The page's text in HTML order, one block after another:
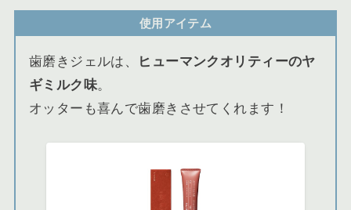
使用アイテム
歯磨きジェルは、
ヒューマンクオリティーのヤ
ギミルク味。
オッターも喜んで歯磨きさせてくれます！